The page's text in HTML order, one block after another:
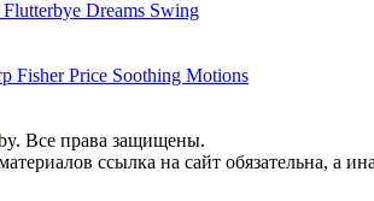
Dreams Swing
Fisher Price Soothing Motions
Все права защищены.
ссылка на сайт обязательна, а